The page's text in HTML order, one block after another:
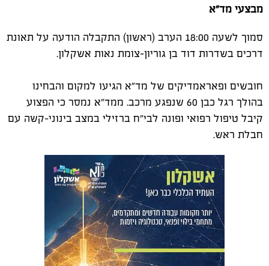
מבצעי מד"א
סמוך לשעה 18:00 הערב (ראשון) התקבלה הודעה על תאונת
דרכים בשדרות דוד בן גוריון-צומת נאות אשקלון.
חובשים ופאראמדיקים של מד"א הגיעו למקום והבחינו
בהולך רגל כבן 60 שנפגע מרכב. ממד"א נמסר כי הפצוע
קיבל טיפול רפואי ופונה לבי"ח ברזילי במצב בינוני-קשה עם
חבלת ראש.